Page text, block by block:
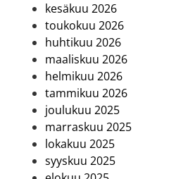
kesäkuu 2026
toukokuu 2026
huhtikuu 2026
maaliskuu 2026
helmikuu 2026
tammikuu 2026
joulukuu 2025
marraskuu 2025
lokakuu 2025
syyskuu 2025